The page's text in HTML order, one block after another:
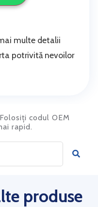
multe detalii
potrivită nevoilor
codul OEM
rapid.
produse